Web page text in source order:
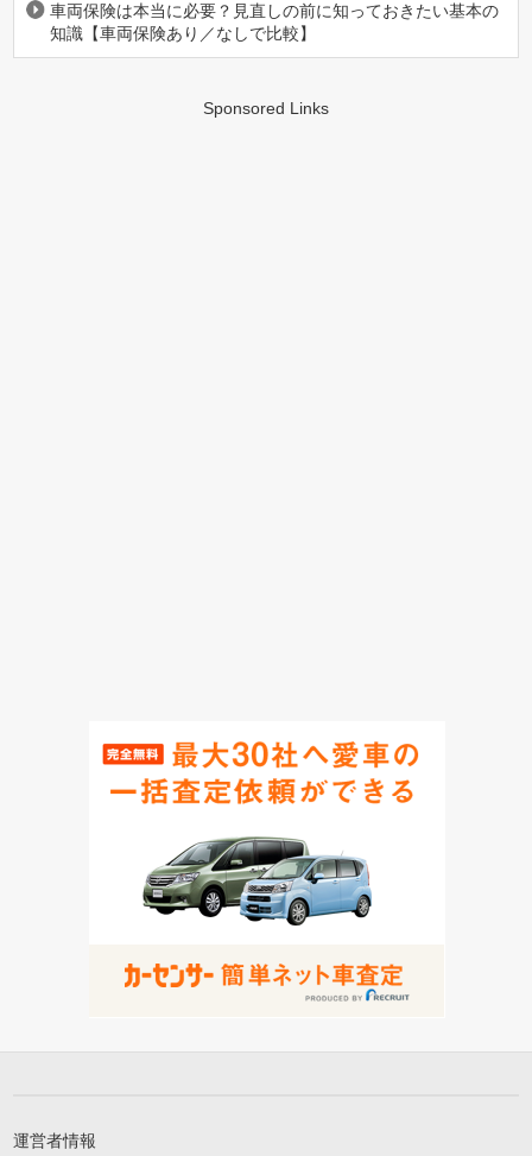
車両保険は本当に必要？見直しの前に知っておきたい基本の
知識【車両保険あり／なしで比較】
Sponsored Links
運営者情報